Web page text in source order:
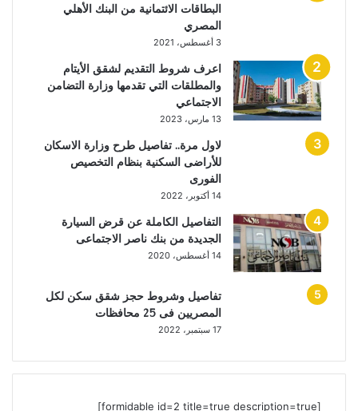
البطاقات الائتمانية من البنك الأهلي
المصري
3 أغسطس، 2021
اعرف شروط التقديم لشقق الأيتام
والمطلقات التي تقدمها وزارة التضامن
الاجتماعي
13 مارس، 2023
لاول مرة.. تفاصيل طرح وزارة الاسكان
للأراضى السكنية بنظام التخصيص
الفورى
14 أكتوبر، 2022
التفاصيل الكاملة عن قرض السيارة
الجديدة من بنك ناصر الاجتماعى
14 أغسطس، 2020
تفاصيل وشروط حجز شقق سكن لكل
المصريين فى 25 محافظات
17 سبتمبر، 2022
[formidable id=2 title=true description=true]